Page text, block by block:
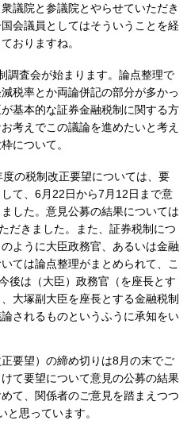
議院と参議院とやらせていただき
会議員としてはそういうことを経
おりますね。
調査会が始まります。論点整理で
税率とか両論併記の部分が多かっ
基本的な証券金融税制に関する方
考えでこの議論を進めたいと考え
について。
の税制改正要望については、要
て、6月22日から7月12日まで意
した。意見公募の結果については
だきました。また、証券税制につ
ように大臣政務官、あるいは金融
ては論点整理がまとめられて、こ
後は（大臣）政務官（を座長とす
大塚副大臣を座長とする金融税制
されるものというふうに承知をい
要望）の締め切りは8月の末でご
て要望について意見の公募の結果
て、関係者のご意見を踏まえつつ
と思っています。